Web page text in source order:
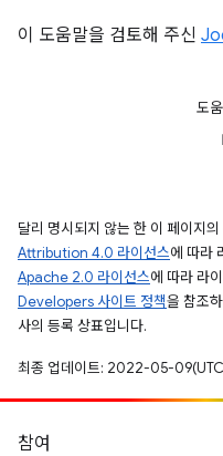
이 도움말을 검토해 주신
도
달리 명시되지 않는 한 이 페이지
Attribution 4.0 라이선스에 따라
Apache 2.0 라이선스에 따라 라
Developers 사이트 정책을 참조
사의 등록 상표입니다.
최종 업데이트: 2022-05-
참여